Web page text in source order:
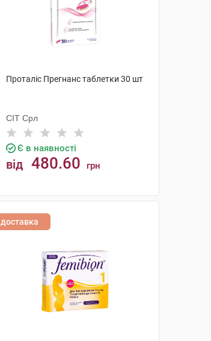
Проталіс Прегнанс таблетки 30 шт
СІТ Срл
Є в наявності
від 480.60 грн
доставка